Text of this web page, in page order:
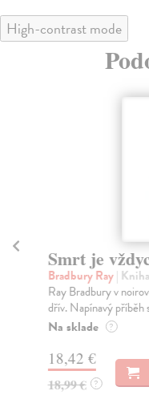
High-contrast mode
Smrt je
Bradbury Ray| Kniha
Ray Bradbury v
dřív. Napínavý příběh
Na sklade ?
18,42 €
18,99 € ?